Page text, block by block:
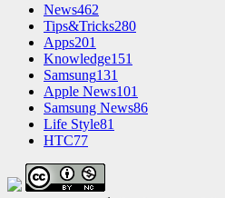
News462
Tips&Tricks280
Apps201
Knowledge151
Samsung131
Apple News101
Samsung News86
Life Style81
HTC77